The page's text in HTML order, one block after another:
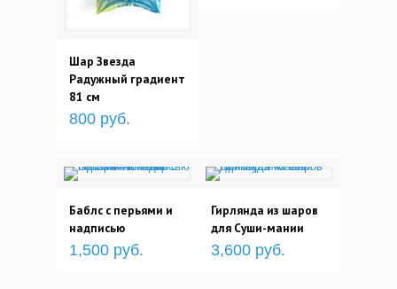
Шар Звезда
Радужный градиент
81 см
800 руб.
Баблс с перьями и
надписью
1,500 руб.
Гирлянда из шаров
для Суши-мании
3,600 руб.